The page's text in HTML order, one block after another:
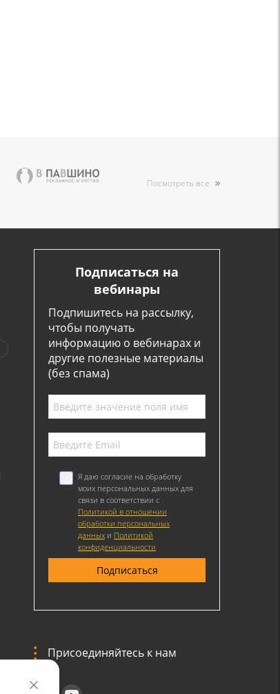
Посмотреть все
Подписаться на
вебинары
Подпишитесь на рассылку,
чтобы получать
информацию о вебинарах и
другие полезные материалы
(без спама)
Я даю согласие на обработку
моих персональных данных для
связи в соответствии с
Политикой в отношении
обработки персональных
данных и Политикой
конфиденциальности
Присоединяйтесь к нам